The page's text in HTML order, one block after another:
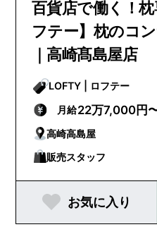
百貨店で働く！
フテー】枕のコ
｜高崎髙島屋店
LOFTY | ロフテー
月給22万7,000円
高崎高島屋
販売スタッフ
お気に入り